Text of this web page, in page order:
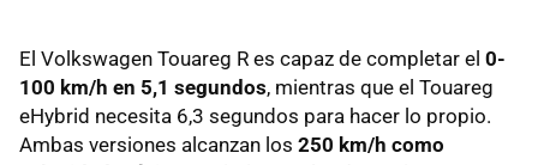
El Volkswagen Touareg R es capaz de completar el 0-
100 km/h en 5,1 segundos, mientras que el Touareg
eHybrid necesita 6,3 segundos para hacer lo propio.
Ambas versiones alcanzan los 250 km/h como